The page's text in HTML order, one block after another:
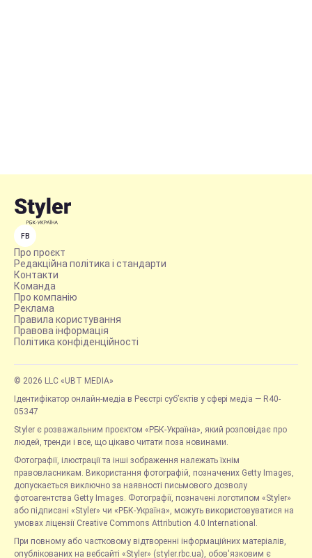
FB
Про проєкт
Редакційна політика і стандарти
Контакти
Команда
Про компанію
Реклама
Правила користування
Правова інформація
Політика конфіденційності
© 2026 LLC «UBT MEDIA»
Ідентифікатор онлайн-медіа в Реєстрі суб’єктів у сфері медіа — R40-
05347
Styler є розважальним проєктом «РБК-Україна», який розповідає про
людей, тренди і все, що цікаво читати поза новинами.
Фотографії, ілюстрації та інші зображення належать їхнім
правовласникам. Використання фотографій, позначених Getty Images,
допускається виключно за наявності письмового дозволу
фотоагентства Getty Images. Фотографії, позначені логотипом «Styler»
або підписані «Styler» чи «РБК-Україна», можуть використовуватися на
умовах ліцензії Creative Commons Attribution 4.0 International.
При повному або частковому відтворенні інформаційних матеріалів,
опублікованих на вебсайті «Styler» (styler.rbc.ua), обов'язковим є